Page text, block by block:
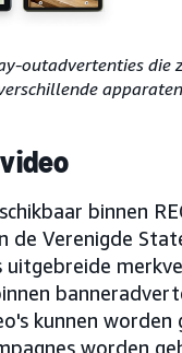
outadvertenties die
binnen
de Verenigde
kunnen worden
worden